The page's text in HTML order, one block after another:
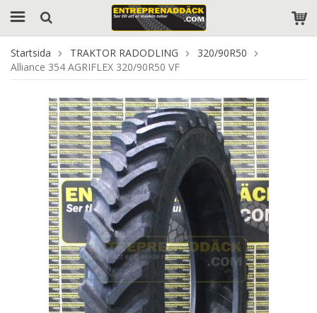
Startsida TRAKTOR RADODLING
320/90R50
Alliance 354 AGRIFLEX 320/90R50 VF